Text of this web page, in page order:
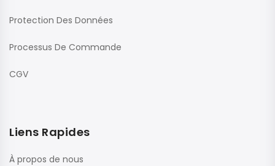
Protection Des Données
Processus De Commande
CGV
Liens Rapides
À propos de nous